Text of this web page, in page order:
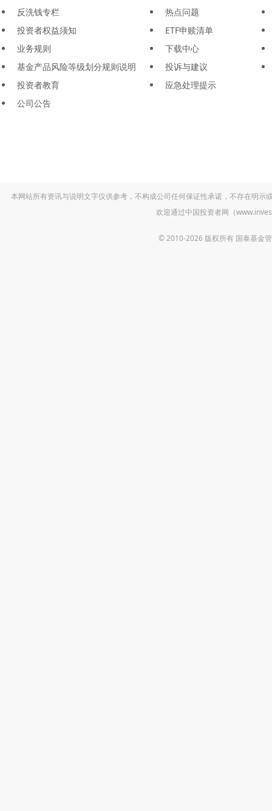
反洗钱专栏
投资者权益须知
业务规则
基金产品风险等级划分规则说明
投资者教育
公司公告
热点问题
ETF申赎清单
下载中心
投诉与建议
应急处理提示
本网站所有资讯与说明文字仅供参考，不构成公司任何保证性承诺，不存在明
欢迎通过中国投资者网（
© 2010-2026 版权所有 国泰基金